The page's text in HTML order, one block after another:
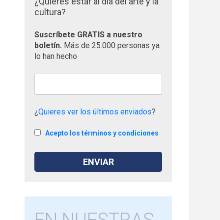
cultura?
Suscríbete GRATIS a nuestro
boletín. Más de 25.000 personas ya
lo han hecho
¿Quieres ver los últimos enviados?
Acepto los términos y condiciones